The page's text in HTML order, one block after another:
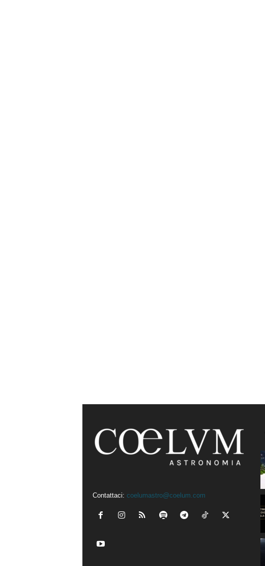
Contattaci: coelumastro@coelum.com